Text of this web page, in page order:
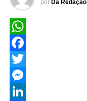
por Da Redação
WhatsApp
Facebook
Twitter
Messenger